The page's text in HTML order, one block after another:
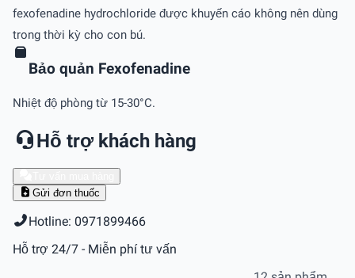
fexofenadine hydrochloride được khuyến cáo không nên dùng
trong thời kỳ cho con bú.
Bảo quản Fexofenadine
Nhiệt độ phòng từ 15-30°C.
Hỗ trợ khách hàng
Gửi đơn thuốc
Hotline: 0971899466
Hỗ trợ 24/7 - Miễn phí tư vấn